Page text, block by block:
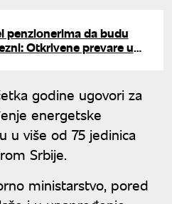
penzionerima da budu
Otkrivene prevare u
godine ugovori za
energetske
u više od 75 jedinica
Srbije.
ministarstvo, pored